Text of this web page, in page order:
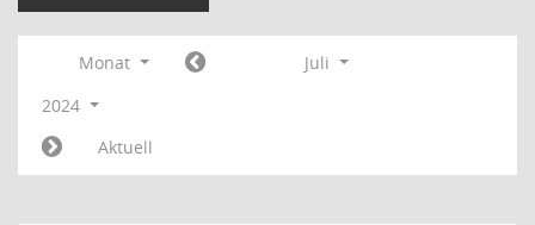
Monat
Juli
2024
Aktuell